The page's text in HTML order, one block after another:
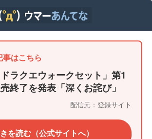
はこちら
ラクエウォークセット」第1
終了を発表「深くお詫び」
配信元：登録サイト
を読む（公式サイトへ）